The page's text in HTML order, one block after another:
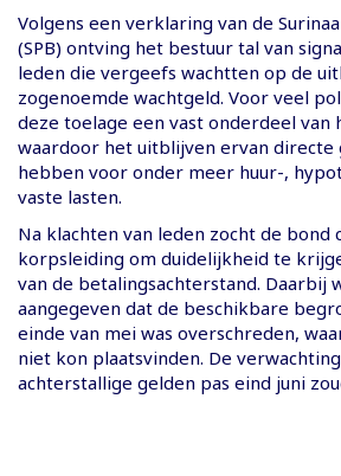
Volgens een verklaring van de
(SPB) ontving het bestuur tal van
leden die vergeefs wachtten op de
zogenoemde wachtgeld. Voor veel
deze toelage een vast onderdeel van
waardoor het uitblijven ervan directe
hebben voor onder meer huur-,
vaste lasten.
Na klachten van leden zocht de bond
korpsleiding om duidelijkheid te
van de betalingsachterstand. Daarbij
aangegeven dat de beschikbare
einde van mei was overschreden,
niet kon plaatsvinden. De
achterstallige gelden pas eind juni